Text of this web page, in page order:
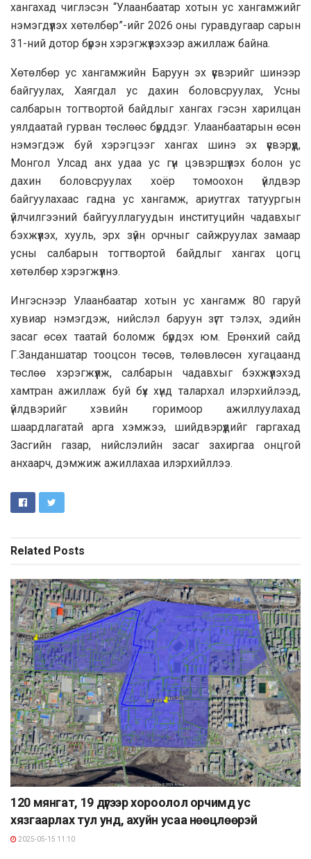
хангахад чиглэсэн “Улаанбаатар хотын ус хангамжийг
нэмэгдүүлэх хөтөлбөр”-ийг 2026 оны гуравдугаар сарын
31-ний дотор бүрэн хэрэгжүүлэхээр ажиллаж байна.
Хөтөлбөр ус хангамжийн Баруун эх үүсвэрийг шинээр
байгуулах, Хаягдал ус дахин боловсруулах, Усны
салбарын тогтвортой байдлыг хангах гэсэн харилцан
уялдаатай гурван төслөөс бүрддэг. Улаанбаатарын өсөн
нэмэгдэж буй хэрэгцээг хангах шинэ эх үүсвэрүүд,
Монгол Улсад анх удаа ус гүн цэвэршүүлэх болон ус
дахин боловсруулах хоёр томоохон үйлдвэр
байгуулахаас гадна ус хангамж, ариутгах татуургын
үйлчилгээний байгууллагуудын институцийн чадавхыг
бэхжүүлэх, хууль, эрх зүйн орчныг сайжруулах замаар
усны салбарын тогтвортой байдлыг хангах цогц
хөтөлбөр хэрэгжүүлнэ.
Ингэснээр Улаанбаатар хотын ус хангамж 80 гаруй
хувиар нэмэгдэж, нийслэл баруун зүгт тэлэх, эдийн
засаг өсөх таатай боломж бүрдэх юм. Ерөнхий сайд
Г.Занданшатар тооцсон төсөв, төлөвлөсөн хугацаанд
төслөө хэрэгжүүлж, салбарын чадавхыг бэхжүүлэхэд
хамтран ажиллаж буй бүх хүнд талархал илэрхийлээд,
үйлдвэрийг хэвийн горимоор ажиллуулахад
шаардлагатай арга хэмжээ, шийдвэрүүдийг гаргахад
Засгийн газар, нийслэлийн засаг захиргаа онцгой
анхаарч, дэмжиж ажиллахаа илэрхийллээ.
Related Posts
120 мянгат, 19 дүгээр хороолол орчимд ус
хязгаарлах тул унд, ахуйн усаа нөөцлөөрэй
2025-05-15 11:10